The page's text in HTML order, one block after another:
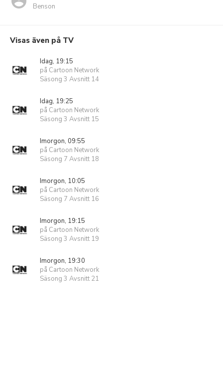
Benson
Visas även på TV
Idag, 19:15
på Cartoon Network
Säsong 3 Avsnitt 14
Idag, 19:25
på Cartoon Network
Säsong 3 Avsnitt 15
Imorgon, 09:55
på Cartoon Network
Säsong 7 Avsnitt 18
Imorgon, 10:05
på Cartoon Network
Säsong 7 Avsnitt 16
Imorgon, 19:15
på Cartoon Network
Säsong 3 Avsnitt 19
Imorgon, 19:30
på Cartoon Network
Säsong 3 Avsnitt 21